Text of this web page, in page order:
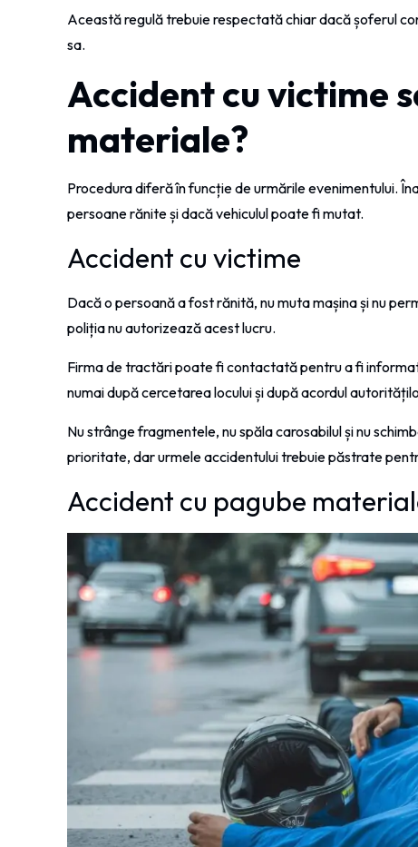
Această regulă trebuie respectată chiar dacă șoferul
sa.
Accident cu victime
materiale?
Procedura diferă în funcție de urmările evenimentului.
persoane rănite și dacă vehiculul poate fi mutat.
Accident cu victime
Dacă o persoană a fost rănită, nu muta mașina și nu
poliția nu autorizează acest lucru.
Firma de tractări poate fi contactată pentru a fi
numai după cercetarea locului și după acordul
Nu strânge fragmentele, nu spăla carosabilul și nu
prioritate, dar urmele accidentului trebuie păstrate
Accident cu pagube